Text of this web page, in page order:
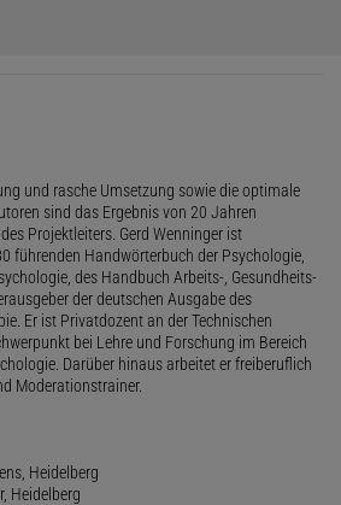
und rasche Umsetzung sowie die optimale
sind das Ergebnis von 20 Jahren
Projektleiters. Gerd Wenninger ist
führenden Handwörterbuch der Psychologie,
des Handbuch Arbeits-, Gesundheits-
der deutschen Ausgabe des
Er ist Privatdozent an der Technischen
bei Lehre und Forschung im Bereich
Darüber hinaus arbeitet er freiberuflich
Moderationstrainer.
Heidelberg
Heidelberg